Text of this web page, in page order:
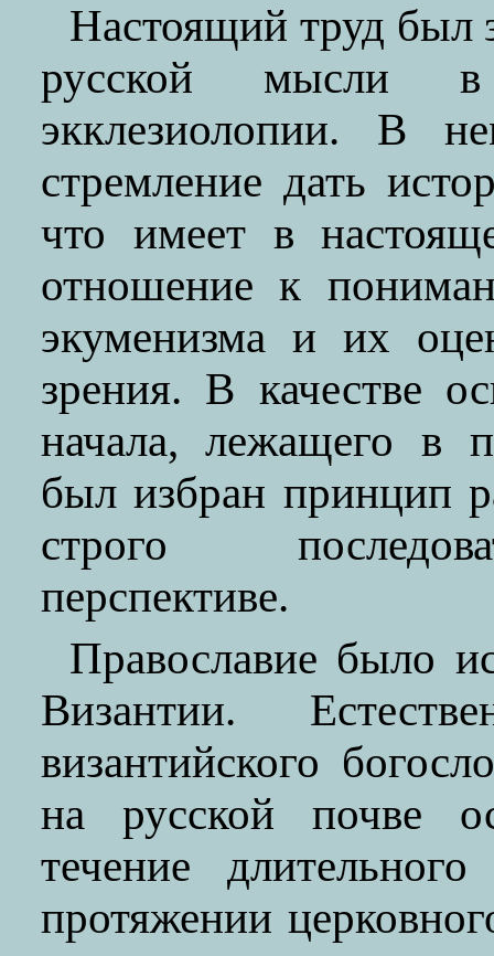
Настоящий труд был
русской мысли в
экклезиолопии. В
стремление дать
что имеет в
отношение к
экуменизма и их
зрения. В качестве
начала, лежащего в
был избран принцип
строго
перспективе.
Православие было
Византии.
византийского
на русской почве
течение
протяжении